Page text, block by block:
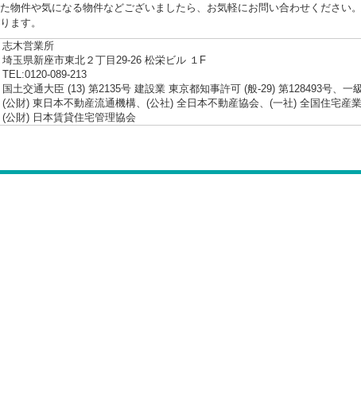
た物件や気になる物件などございましたら、お気軽にお問い合わせください
ります。
志木営業所
埼玉県新座市東北２丁目29-26 松栄ビル １F
TEL:0120-089-213
国土交通大臣 (13) 第2135号 建設業 東京都知事許可 (般-29) 第128493号、一
(公財) 東日本不動産流通機構、(公社) 全日本不動産協会、(一社) 全国住宅産
(公財) 日本賃貸住宅管理協会